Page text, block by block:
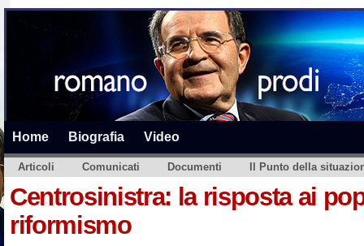
Home Biografia Video
Articoli Comunicati Documenti Il Punto della
Centrosinistra: la risposta ai
riformismo